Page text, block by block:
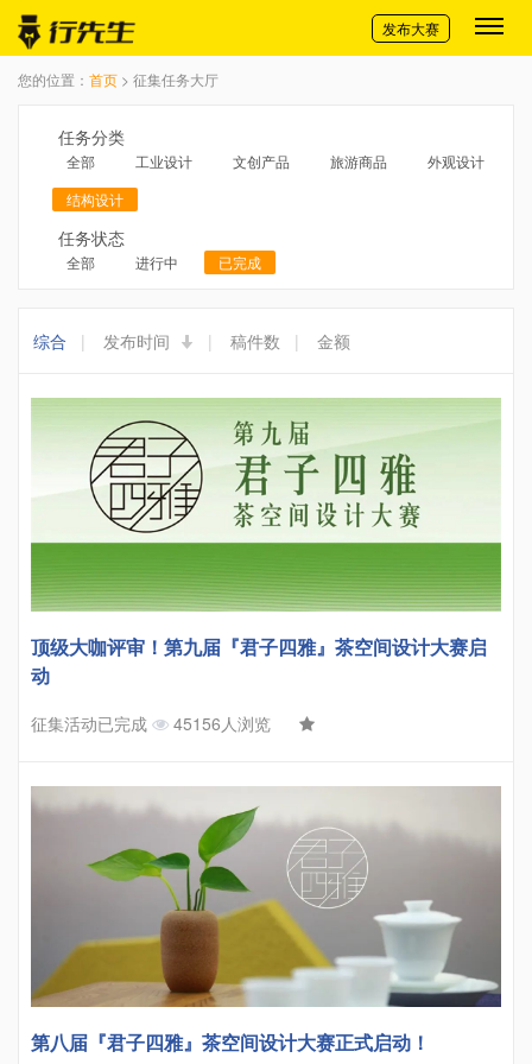
切换导航
发布大赛
您的位置： 首页 > 征集任务大厅
任务分类
全部 工业设计 文创产品 旅游商品
外观设计
结构设计
任务状态
全部 进行中 已完成
综合 | 发布时间 | 稿件数 | 金额
顶级大咖评审！第九届『君子四雅』茶空间设计大赛启
动
征集活动已完成 45156人浏览
第八届『君子四雅』茶空间设计大赛正式启动！